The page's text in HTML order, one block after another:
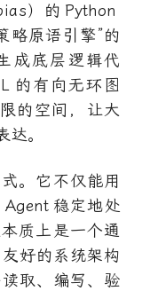
）的 Python
略原语引擎”的
成底层逻辑代
的有向无环图
的空间，让大
。
。它不仅能用
Agent 稳定地处
质上是一个通
友好的系统架构
取、编写、验